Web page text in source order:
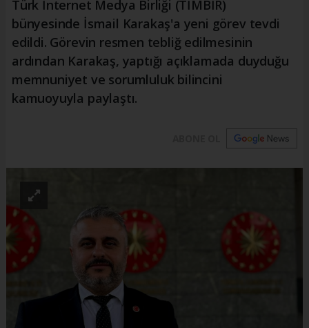
Türk İnternet Medya Birliği (TİMBİR)
bünyesinde İsmail Karakaş'a yeni görev tevdi
edildi. Görevin resmen tebliğ edilmesinin
ardından Karakaş, yaptığı açıklamada duyduğu
memnuniyet ve sorumluluk bilincini
kamuoyuyla paylaştı.